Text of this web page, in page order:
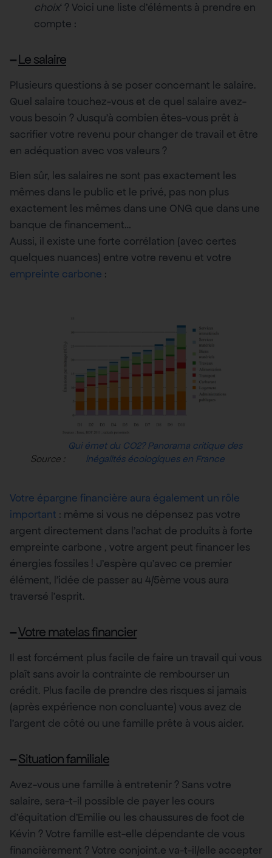
choix‘ ? Voici une liste d’éléments à prendre en
compte :
–Le salaire
Plusieurs questions à se poser concernant le salaire.
Quel salaire touchez-vous et de quel salaire avez-
vous besoin ? Jusqu’à combien êtes-vous prêt à
sacrifier votre revenu pour changer de travail et être
en adéquation avec vos valeurs ?
Bien sûr, les salaires ne sont pas exactement les
mêmes dans le public et le privé, pas non plus
exactement les mêmes dans une ONG que dans une
banque de financement…
Aussi, il existe une forte corrélation (avec certes
quelques nuances) entre votre revenu et votre
empreinte carbone :
Source :
Qui émet du CO2? Panorama critique des
inégalités écologiques en France
Votre épargne financière aura également un rôle
important : même si vous ne dépensez pas votre
argent directement dans l’achat de produits à forte
empreinte carbone , votre argent peut financer les
énergies fossiles ! J’espère qu’avec ce premier
élément, l’idée de passer au 4/5ème vous aura
traversé l’esprit.
–Votre matelas financier
Il est forcément plus facile de faire un travail qui vous
plaît sans avoir la contrainte de rembourser un
crédit. Plus facile de prendre des risques si jamais
(après expérience non concluante) vous avez de
l’argent de côté ou une famille prête à vous aider.
–Situation familiale
Avez-vous une famille à entretenir ? Sans votre
salaire, sera-t-il possible de payer les cours
d’équitation d’Emilie ou les chaussures de foot de
Kévin ? Votre famille est-elle dépendante de vous
financièrement ? Votre conjoint.e va-t-il/elle accepter